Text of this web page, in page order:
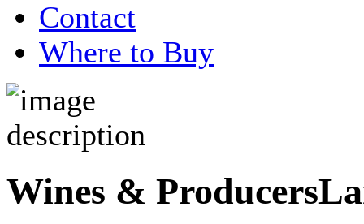
Contact
Where to Buy
Wines & Producers